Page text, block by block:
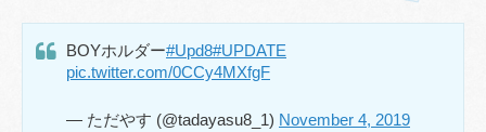
BOYホルダー#Upd8#UPDATE
pic.twitter.com/0CCy4MXfgF
— ただやす (@tadayasu8_1) November 4, 2019